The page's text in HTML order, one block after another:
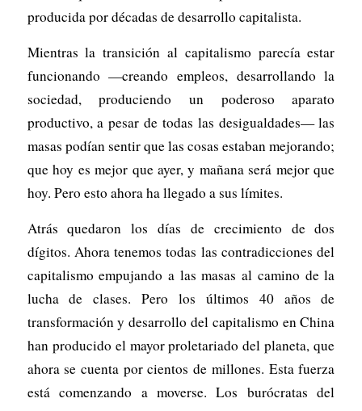
producida por décadas de desarrollo capitalista.
Mientras la transición al capitalismo parecía estar
funcionando —creando empleos, desarrollando la
sociedad, produciendo un poderoso aparato
productivo, a pesar de todas las desigualdades— las
masas podían sentir que las cosas estaban mejorando;
que hoy es mejor que ayer, y mañana será mejor que
hoy. Pero esto ahora ha llegado a sus límites.
Atrás quedaron los días de crecimiento de dos
dígitos. Ahora tenemos todas las contradicciones del
capitalismo empujando a las masas al camino de la
lucha de clases. Pero los últimos 40 años de
transformación y desarrollo del capitalismo en China
han producido el mayor proletariado del planeta, que
ahora se cuenta por cientos de millones. Esta fuerza
está comenzando a moverse. Los burócratas del